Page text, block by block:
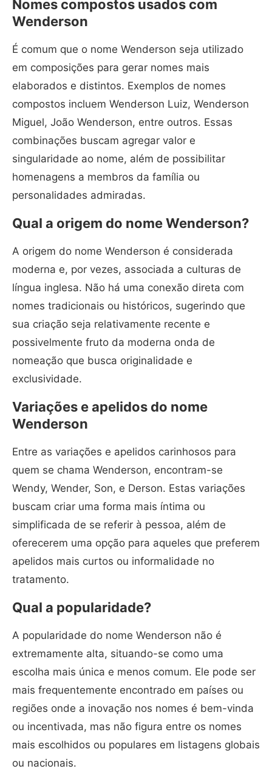
Nomes compostos usados com
Wenderson
É comum que o nome Wenderson seja utilizado
em composições para gerar nomes mais
elaborados e distintos. Exemplos de nomes
compostos incluem Wenderson Luiz, Wenderson
Miguel, João Wenderson, entre outros. Essas
combinações buscam agregar valor e
singularidade ao nome, além de possibilitar
homenagens a membros da família ou
personalidades admiradas.
Qual a origem do nome Wenderson?
A origem do nome Wenderson é considerada
moderna e, por vezes, associada a culturas de
língua inglesa. Não há uma conexão direta com
nomes tradicionais ou históricos, sugerindo que
sua criação seja relativamente recente e
possivelmente fruto da moderna onda de
nomeação que busca originalidade e
exclusividade.
Variações e apelidos do nome
Wenderson
Entre as variações e apelidos carinhosos para
quem se chama Wenderson, encontram-se
Wendy, Wender, Son, e Derson. Estas variações
buscam criar uma forma mais íntima ou
simplificada de se referir à pessoa, além de
oferecerem uma opção para aqueles que preferem
apelidos mais curtos ou informalidade no
tratamento.
Qual a popularidade?
A popularidade do nome Wenderson não é
extremamente alta, situando-se como uma
escolha mais única e menos comum. Ele pode ser
mais frequentemente encontrado em países ou
regiões onde a inovação nos nomes é bem-vinda
ou incentivada, mas não figura entre os nomes
mais escolhidos ou populares em listagens globais
ou nacionais.